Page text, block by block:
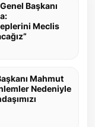
Başkanı
Meclis
Mahmut
Nedeniyle